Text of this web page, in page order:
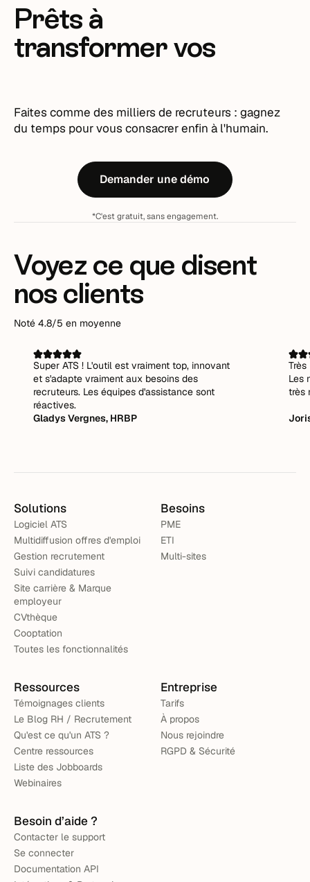
Prêts à
transformer vos
Faites comme des milliers de recruteurs : gagnez
du temps pour vous consacrer enfin à l'humain.
Demander une démo
*C'est gratuit, sans engagement.
Voyez ce que disent
nos clients
Noté 4.8/5 en moyenne
Super ATS ! L'outil est vraiment top, innovant
et s'adapte vraiment aux besoins des
recruteurs. Les équipes d'assistance sont
réactives.
Gladys Vergnes, HRBP
Les
très
Solutions
Logiciel ATS
Multidiffusion offres d'emploi
Gestion recrutement
Suivi candidatures
Site carrière & Marque
employeur
CVthèque
Cooptation
Toutes les fonctionnalités
Besoins
PME
ETI
Multi-sites
Ressources
Témoignages clients
Le Blog RH / Recrutement
Qu'est ce qu'un ATS ?
Centre ressources
Liste des Jobboards
Webinaires
Entreprise
Tarifs
À propos
Nous rejoindre
RGPD & Sécurité
Besoin d’aide ?
Contacter le support
Se connecter
Documentation API